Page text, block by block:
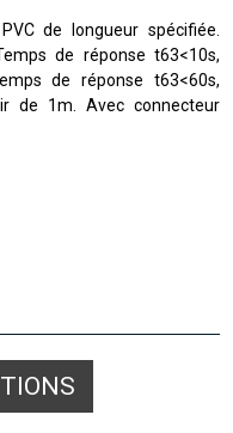
de longueur spécifiée.
de réponse t63<10s,
de réponse t63<60s,
de 1m. Avec connecteur